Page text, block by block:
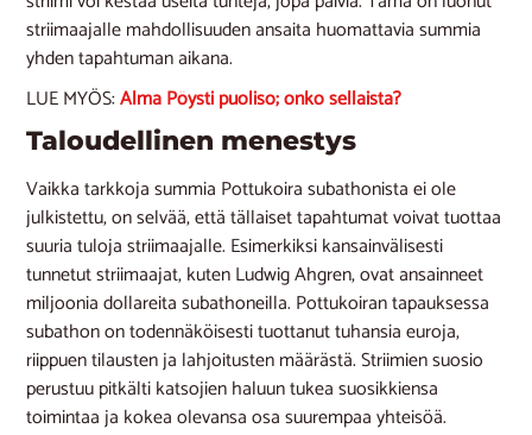
striimaajalle mahdollisuuden ansaita huomattavia summia
yhden tapahtuman aikana.
LUE MYÖS:Alma Pöysti puoliso; onko sellaista?
Taloudellinen menestys
Vaikka tarkkoja summia Pottukoira subathonista ei ole
julkistettu, on selvää, että tällaiset tapahtumat voivat tuottaa
suuria tuloja striimaajalle. Esimerkiksi kansainvälisesti
tunnetut striimaajat, kuten Ludwig Ahgren, ovat ansainneet
miljoonia dollareita subathoneilla. Pottukoiran tapauksessa
subathon on todennäköisesti tuottanut tuhansia euroja,
riippuen tilausten ja lahjoitusten määrästä. Striimien suosio
perustuu pitkälti katsojien haluun tukea suosikkiensa
toimintaa ja kokea olevansa osa suurempaa yhteisöä​.